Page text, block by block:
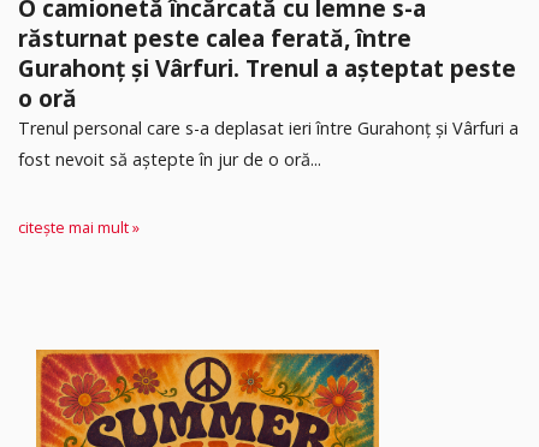
O camionetă încărcată cu lemne s-a
răsturnat peste calea ferată, între
Gurahonț și Vârfuri. Trenul a așteptat peste
o oră
Trenul personal care s-a deplasat ieri între Gurahonț și Vârfuri a
fost nevoit să aștepte în jur de o oră...
citește mai mult »